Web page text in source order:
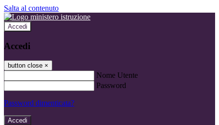
Salta al contenuto
Accedi
Accedi
button close ×
Nome Utente
Password
Password dimenticata?